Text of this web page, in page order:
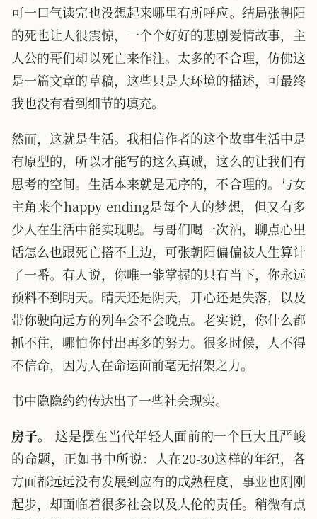
可一口气读完也没想起来哪里有所呼应。结局张朝阳
的死也让人很震惊，一个个好好的悲剧爱情故事，主
人公的哥们却以死亡来作注。太多的不合理，仿佛这
是一篇文章的草稿，这些只是大环境的描述，可最终
我也没有看到细节的填充。
然而，这就是生活。我相信作者的这个故事生活中是
有原型的，所以才能写的这么真诚，这么的让我们有
思考的空间。生活本来就是无序的，不合理的。与女
主角来个happy ending是每个人的梦想，但又有多
少人在生活中能实现呢。与哥们喝一次酒，聊点心里
话怎么也跟死亡搭不上边，可张朝阳偏偏被人生算计
了一番。有人说，你唯一能掌握的只有当下，你永远
预料不到明天。晴天还是阴天，开心还是失落，以及
带你驶向远方的列车会不会晚点。老实说，你什么都
抓不住，哪怕你付出再多的努力。很多时候，人不得
不信命，因为人在命运面前毫无招架之力。
书中隐隐约约传达出了一些社会现实。
房子。
这是摆在当代年轻人面前的一个巨大且严峻
的命题，正如书中所说：人在20-30这样的年纪，各
方面都远远没有发展到应有的成熟程度，事业也刚刚
起步，却面临着很多社会以及人伦的责任。稍微有点